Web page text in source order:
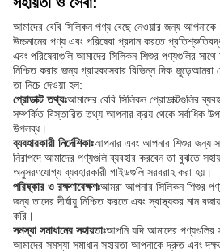
আমাদের বেবি সিলিকন পণ্য বেছে নেওয়ার জন্য
উচ্চমানের পণ্য এবং পরিষেবা প্রদান করতে
এবং পরিষেবাগুলি আমাদের সিলিকন শিশুর পণ্যগুলির
নিশ্চিত করার জন্য গ্রাহকসেবার বিভিন্ন দিক জুড়েআমরা
তা নিচে দেওয়া হল:
প্রোডাক্ট তথ্যঃআমাদের বেবি সিলিকন প্রোডাক্টগুলির
সম্পর্কিত বিস্তারিত তথ্য আপনার ক্রয় থেকে সর্বাধিক
উপলব্ধ।
ব্যবহারকারী নির্দেশিকাঃআপনার এবং আপনার শিশুর জন্য
নিরাপদে আমাদের পণ্যগুলি ব্যবহার করবেন তা বুঝতে
অনুসরণযোগ্য ব্যবহারকারী গাইডগুলি সরবরাহ করা হয়।
পরিষ্কার ও রক্ষণাবেক্ষণঃআমরা আপনার সিলিকন শিশুর
জন্য তাদের দীর্ঘায়ু নিশ্চিত করতে এবং স্বাস্থ্যকর মান
করি।
সমস্যা সমাধানের সহায়তাঃআপনি যদি আমাদের পণ্যগুলির
আমাদের সমস্যা সমাধান সহায়তা আপনাকে দ্রুত এবং